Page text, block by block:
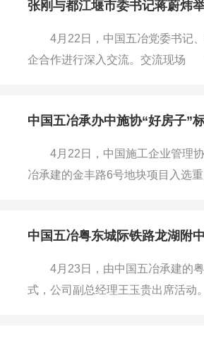
产业导入能力，聚焦城市更新、低
张刚与都江堰市委书记蒋蔚炜
4月22日，中国五冶党委书记、
企合作进行深入交流。交流现场
人”转型升级。都江堰生态环境优越
中国五冶承办中施协“好房子”
4月22日，中国施工企业管理协
冶承建的金丰路6号地块项目入选
效提升建筑防水抗渗
中国五冶粤东城际铁路龙湖附
4月23日，由中国五冶承建的粤
式，公司副总经理王玉贵出席活